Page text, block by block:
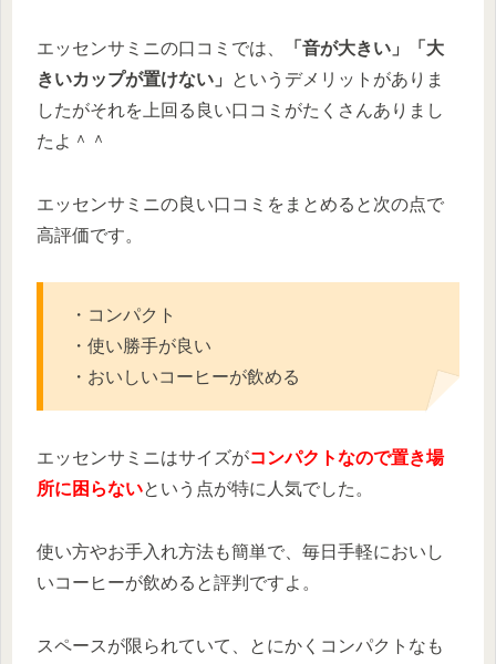
エッセンサミニの口コミでは、
「音が大きい」「大
きいカップが置けない」
というデメリットがありま
したがそれを上回る良い口コミがたくさんありまし
たよ＾＾
エッセンサミニの良い口コミをまとめると次の点で
高評価です。
・コンパクト
・使い勝手が良い
・おいしいコーヒーが飲める
エッセンサミニはサイズがコ ンパクトなので置き場
所に困らないという点が特に人気でした。
使い方やお手入れ方法も簡単で、毎日手軽においし
いコーヒーが飲めると評判ですよ。
スペースが限られていて、とにかくコンパクトなも